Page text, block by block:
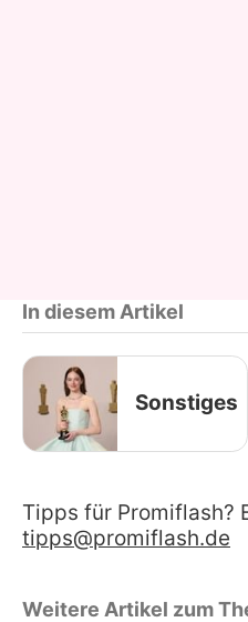
In diesem Artikel
Sonstiges
Tipps für Promiflash?
tipps@promiflash.de
Weitere Artikel zum